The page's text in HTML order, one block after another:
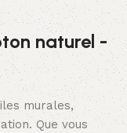
naturel -
murales,
Que vous